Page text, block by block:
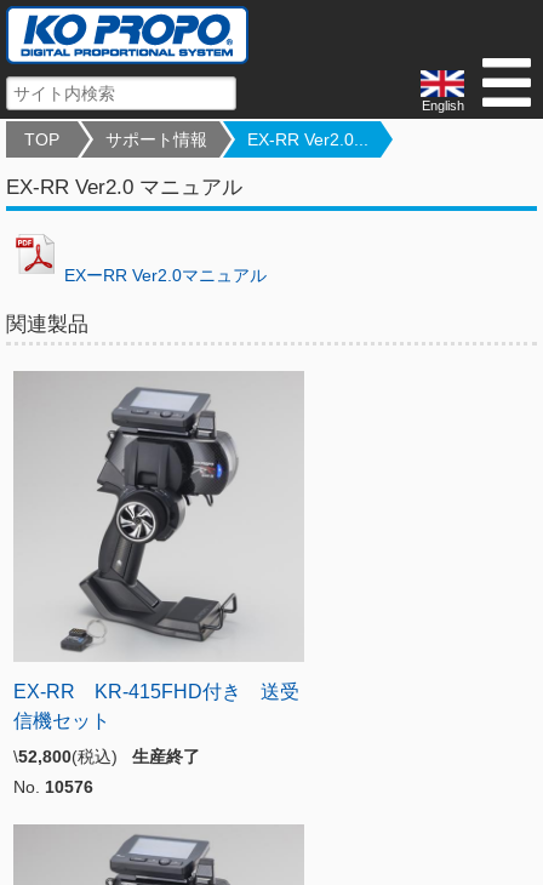
English
TOP サポート情報 EX-RR Ver2.0...
EX-RR Ver2.0 マニュアル
EXーRR Ver2.0マニュアル
関連製品
EX-RR KR-415FHD付き 送受
信機セット
\52,800(税込) 生産終了
No. 10576